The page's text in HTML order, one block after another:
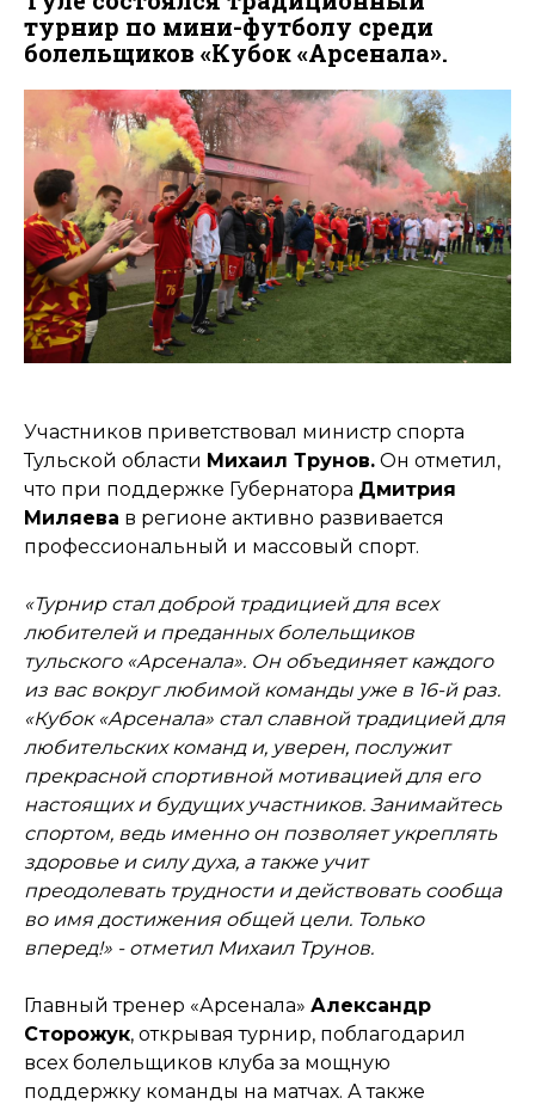
турнир по мини-футболу среди
болельщиков «Кубок «Арсенала».
Участников приветствовал министр спорта
Тульской области Михаил Трунов. Он отметил,
что при поддержке Губернатора Дмитрия
Миляева в регионе активно развивается
профессиональный и массовый спорт.
«Турнир стал доброй традицией для всех
любителей и преданных болельщиков
тульского «Арсенала». Он объединяет каждого
из вас вокруг любимой команды уже в 16-й раз.
«Кубок «Арсенала» стал славной традицией для
любительских команд и, уверен, послужит
прекрасной спортивной мотивацией для его
настоящих и будущих участников. Занимайтесь
спортом, ведь именно он позволяет укреплять
здоровье и силу духа, а также учит
преодолевать трудности и действовать сообща
во имя достижения общей цели. Только
вперед!» - отметил Михаил Трунов.
Главный тренер «Арсенала» Александр
Сторожук, открывая турнир, поблагодарил
всех болельщиков клуба за мощную
поддержку команды на матчах. А также